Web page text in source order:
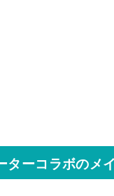
ターコラボのメ